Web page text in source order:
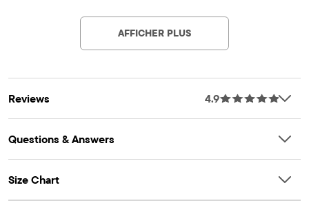
1 débardeur avec motif graphique coeur et fleurs tropicales
1 débardeur uni à manches flottantes
Importé
AFFICHER PLUS
Reviews 4.9
Questions & Answers
Size Chart